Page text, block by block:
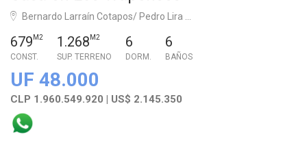
Bernardo Larraín Cotapos/ Pedro Lira ...
679 M2
CONST.
1.268 M2
SUP. TERRENO
6
DORM.
6
BAÑOS
UF 48.000
CLP 1.960.549.920 | US$ 2.145.350